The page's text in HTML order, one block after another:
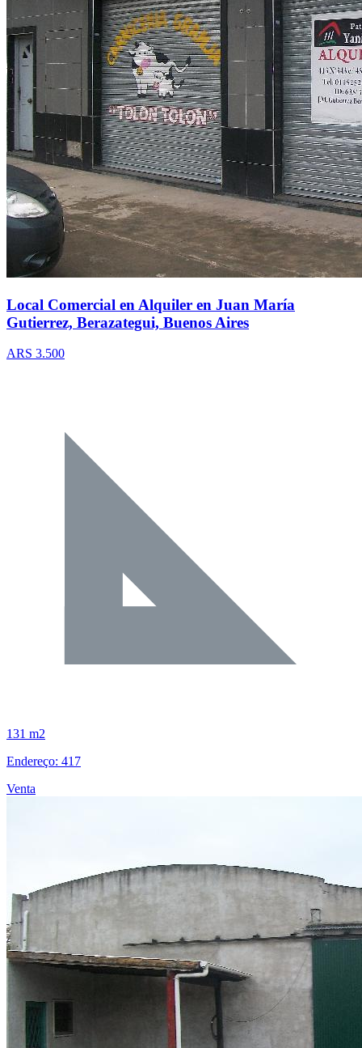
Local Comercial en Alquiler en Juan María
Gutierrez, Berazategui, Buenos Aires
ARS 3.500
131 m2
Endereço: 417
Venta